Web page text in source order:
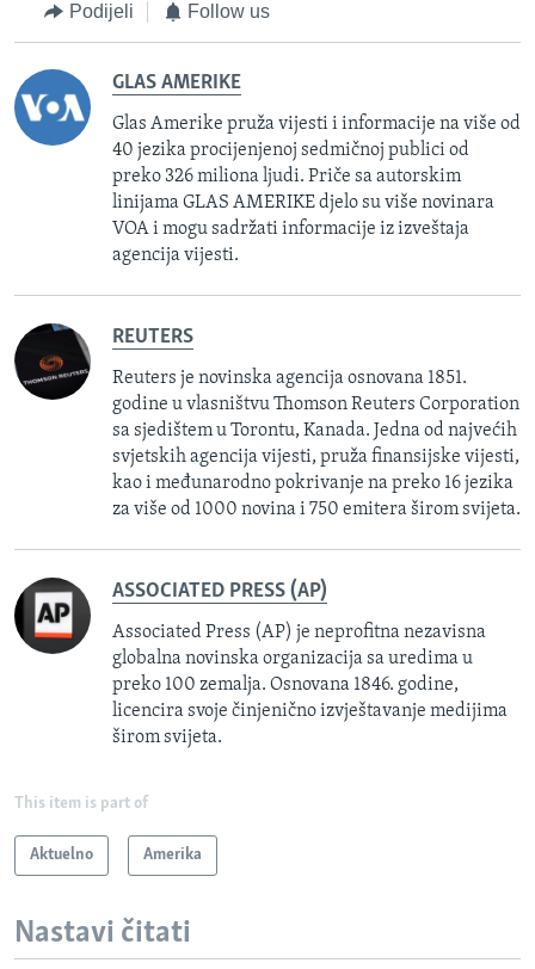
Podijeli Follow us
GLAS AMERIKE
Glas Amerike pruža vijesti i informacije na više od
40 jezika procijenjenoj sedmičnoj publici od
preko 326 miliona ljudi. Priče sa autorskim
linijama GLAS AMERIKE djelo su više novinara
VOA i mogu sadržati informacije iz izveštaja
agencija vijesti.
REUTERS
Reuters je novinska agencija osnovana 1851.
godine u vlasništvu Thomson Reuters Corporation
sa sjedištem u Torontu, Kanada. Jedna od najvećih
svjetskih agencija vijesti, pruža finansijske vijesti,
kao i međunarodno pokrivanje na preko 16 jezika
za više od 1000 novina i 750 emitera širom svijeta.
ASSOCIATED PRESS (AP)
Associated Press (AP) je neprofitna nezavisna
globalna novinska organizacija sa uredima u
preko 100 zemalja. Osnovana 1846. godine,
licencira svoje činjenično izvještavanje medijima
širom svijeta.
This item is part of
Aktuelno Amerika
Nastavi čitati